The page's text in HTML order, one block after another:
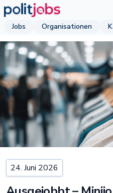
Jobs Organisationen
24. Juni 2026